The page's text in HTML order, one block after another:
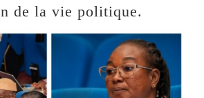
de la vie politique.